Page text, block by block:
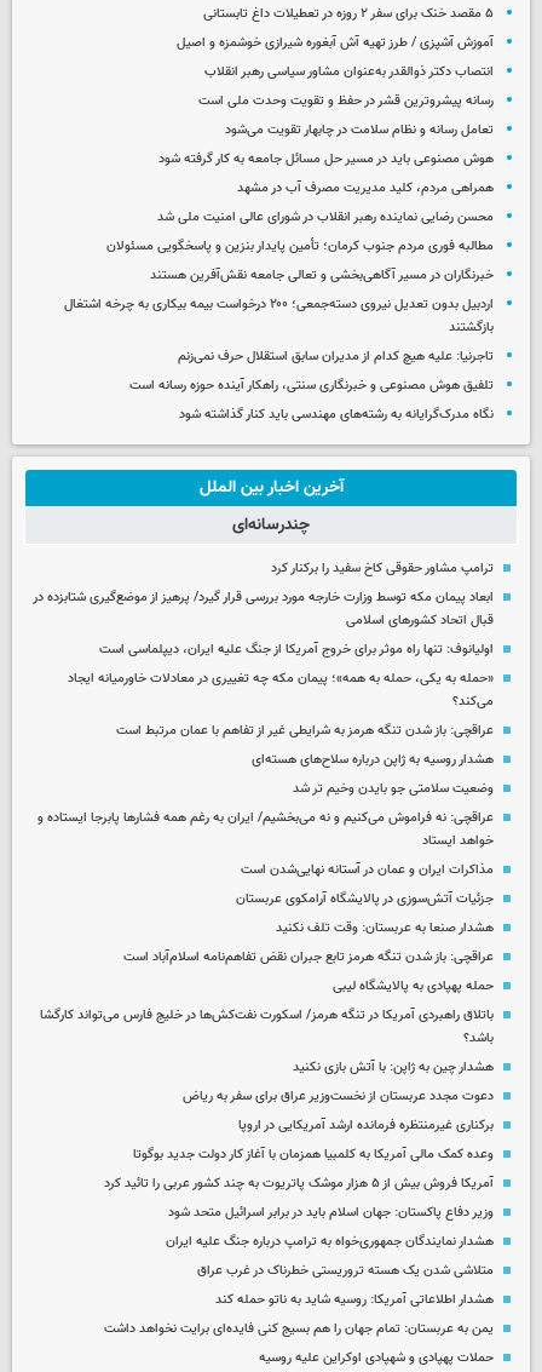
۵ مقصد خنک برای سفر ۲ روزه در تعطیلات داغ تابستانی
آموزش آشپزی / طرز تهیه آش آبغوره شیرازی خوشمزه و اصیل
انتصاب دکتر ذوالقدر به‌عنوان مشاور سیاسی رهبر انقلاب
رسانه پیشروترین قشر در حفظ و تقویت وحدت ملی است
تعامل رسانه و نظام سلامت در چابهار تقویت می‌شود
هوش مصنوعی باید در مسیر حل مسائل جامعه به کار گرفته شود
همراهی مردم، کلید مدیریت مصرف آب در مشهد
محسن رضایی نماینده رهبر انقلاب در شورای عالی امنیت ملی شد
مطالبه فوری مردم جنوب کرمان؛ تأمین پایدار بنزین و پاسخگویی مسئولان
خبرنگاران در مسیر آگاهی‌بخشی و تعالی جامعه نقش‌آفرین هستند
اردبیل بدون تعدیل نیروی دسته‌جمعی؛ ۲۰۰ درخواست بیمه بیکاری به چرخه اشتغال
بازگشتند
تاجرنیا: علیه هیچ کدام از مدیران سابق استقلال حرف نمی‌زنم
تلفیق هوش مصنوعی و خبرنگاری سنتی، راهکار آینده حوزه رسانه است
نگاه مدرک‌گرایانه به رشته‌های مهندسی باید کنار گذاشته شود
آخرین اخبار بین الملل
چندرسانه‌ای
ترامپ مشاور حقوقی کاخ سفید را برکنار کرد
ابعاد پیمان مکه توسط وزارت خارجه مورد بررسی قرار گیرد/ پرهیز از موضع‌گیری شتابزده در
قبال اتحاد کشورهای اسلامی
اولیانوف: تنها راه موثر برای خروج آمریکا از جنگ علیه ایران، دیپلماسی است
«حمله به یکی، حمله به همه»؛ پیمان مکه چه تغییری در معادلات خاورمیانه ایجاد
می‌کند؟
عراقچی: باز شدن تنگه هرمز به شرایطی غیر از تفاهم با عمان مرتبط است
هشدار روسیه به ژاپن درباره سلاح‌های هسته‌ای
وضعیت سلامتی جو بایدن وخیم تر شد
عراقچی: نه فراموش می‌کنیم و نه می‌بخشیم/ ایران به رغم همه فشارها پابرجا ایستاده و
خواهد ایستاد
مذاکرات ایران و عمان در آستانه نهایی‌شدن است
جزئیات آتش‌سوزی در پالایشگاه آرامکوی عربستان
هشدار صنعا به عربستان: وقت تلف نکنید
عراقچی: باز شدن تنگه هرمز تابع جبران نقض تفاهم‌نامه اسلام‌آباد است
حمله پهپادی به پالایشگاه لیبی
باتلاق راهبردی آمریکا در تنگه هرمز/ اسکورت نفت‌کش‌ها در خلیج فارس می‌تواند کارگشا
باشد؟
هشدار چین به ژاپن: با آتش بازی نکنید
دعوت مجدد عربستان از نخست‌وزیر عراق برای سفر به ریاض
برکناری غیرمنتظره فرمانده ارشد آمریکایی در اروپا
وعده کمک مالی آمریکا به کلمبیا همزمان با آغاز کار دولت جدید بوگوتا
آمریکا فروش بیش از ۵ هزار موشک پاتریوت به چند کشور عربی را تائید کرد
وزیر دفاع پاکستان: جهان اسلام باید در برابر اسرائیل متحد شود
هشدار نمایندگان جمهوری‌خواه به ترامپ درباره جنگ علیه ایران
متلاشی شدن یک هسته تروریستی خطرناک در غرب عراق
هشدار اطلاعاتی آمریکا: روسیه شاید به ناتو حمله کند
یمن به عربستان: تمام جهان را هم بسیج کنی فایده‌ای برایت نخواهد داشت
حملات پهپادی و شهپادی اوکراین علیه روسیه